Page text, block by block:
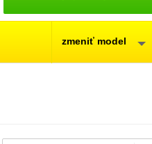
zmeniť model